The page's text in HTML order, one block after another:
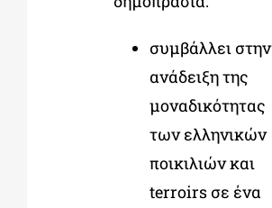
συμβάλλει στην
ανάδειξη της
μοναδικότητας
των ελληνικών
ποικιλιών και
terroirs σε ένα